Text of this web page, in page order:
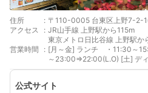
住所 : 〒110-0005 台東区上野7-2-
アクセス
: JR山手線 上野駅から115m
東京メトロ日比谷線 上野駅か
東京メトロ銀座線 上野駅から
営業時間 : [月～金] ランチ ・11:30～
～23:00⇒22:00(L.O) [土] ディナー・17:00～
23:00⇒22:00（L.O） テイクアウト [月～金] ランチ ・11:30～
～22:00（L.O）
公式サイト